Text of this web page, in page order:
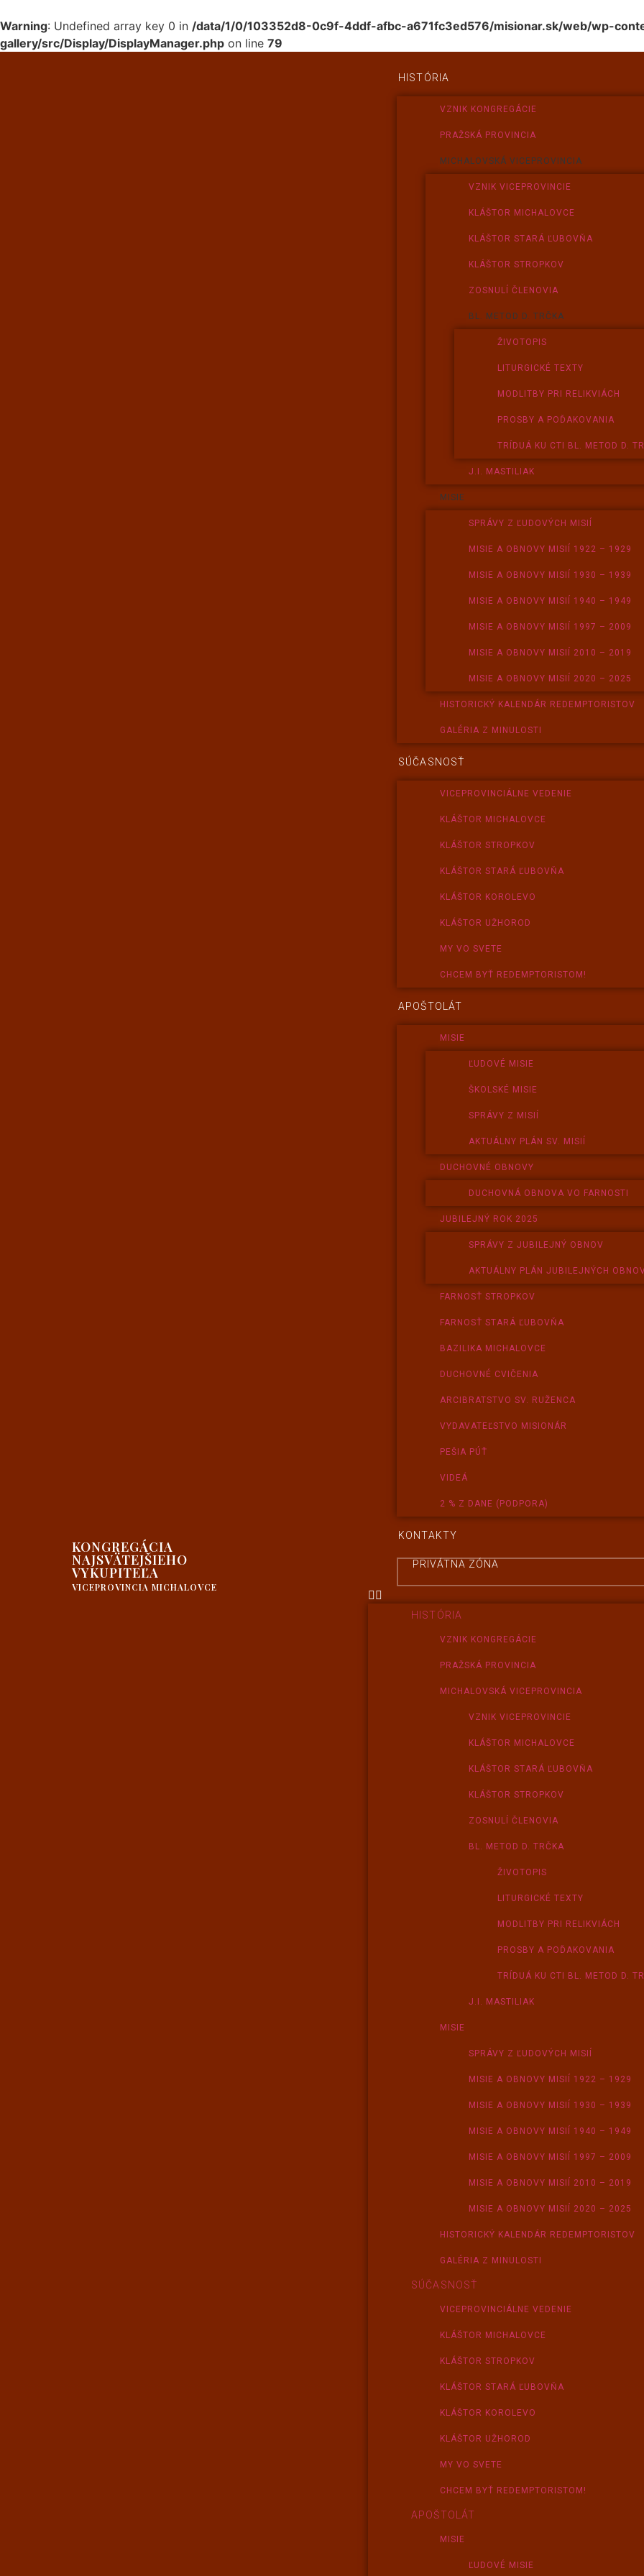
Warning: Undefined array key 0 in /data/1/0/103352d8-0c9f-4ddf-afbc-a671fc3ed576/misionar.sk/web/wp-
gallery/src/Display/DisplayManager.php on line 79
KONGREGÁCIA
NAJSVÄTEJŠIEHO
VYKUPITEĽA
VICEPROVINCIA MICHALOVCE
HISTÓRIA
VZNIK KONGREGÁCIE
PRAŽSKÁ PROVINCIA
MICHALOVSKÁ VICEPROVINCIA
VZNIK VICEPROVINCIE
KLÁŠTOR MICHALOVCE
KLÁŠTOR STARÁ ĽUBOVŇA
KLÁŠTOR STROPKOV
ZOSNULÍ ČLENOVIA
BL. METOD D. TRČKA
ŽIVOTOPIS
LITURGICKÉ TEXTY
MODLITBY PRI RELIKVIÁCH
PROSBY A POĎAKOVANIA
TRÍDUÁ KU CTI BL. METOD D.
J.I. MASTILIAK
MISIE
SPRÁVY Z ĽUDOVÝCH MISIÍ
MISIE A OBNOVY MISIÍ 1922 – 1929
MISIE A OBNOVY MISIÍ 1930 – 1939
MISIE A OBNOVY MISIÍ 1940 – 1949
MISIE A OBNOVY MISIÍ 1997 – 2009
MISIE A OBNOVY MISIÍ 2010 – 2019
MISIE A OBNOVY MISIÍ 2020 – 2025
HISTORICKÝ KALENDÁR REDEMPTORISTOV
GALÉRIA Z MINULOSTI
SÚČASNOSŤ
VICEPROVINCIÁLNE VEDENIE
KLÁŠTOR MICHALOVCE
KLÁŠTOR STROPKOV
KLÁŠTOR STARÁ ĽUBOVŇA
KLÁŠTOR KOROLEVO
KLÁŠTOR UŽHOROD
MY VO SVETE
CHCEM BYŤ REDEMPTORISTOM!
APOŠTOLÁT
MISIE
ĽUDOVÉ MISIE
ŠKOLSKÉ MISIE
SPRÁVY Z MISIÍ
AKTUÁLNY PLÁN SV. MISIÍ
DUCHOVNÉ OBNOVY
DUCHOVNÁ OBNOVA VO FARNOSTI
JUBILEJNÝ ROK 2025
SPRÁVY Z JUBILEJNÝ OBNOV
AKTUÁLNY PLÁN JUBILEJNÝCH
FARNOSŤ STROPKOV
FARNOSŤ STARÁ ĽUBOVŇA
BAZILIKA MICHALOVCE
DUCHOVNÉ CVIČENIA
ARCIBRATSTVO SV. RUŽENCA
VYDAVATEĽSTVO MISIONÁR
PEŠIA PÚŤ
VIDEÁ
2 % Z DANE (PODPORA)
KONTAKTY
PRIVÁTNA ZÓNA
HISTÓRIA
VZNIK KONGREGÁCIE
PRAŽSKÁ PROVINCIA
MICHALOVSKÁ VICEPROVINCIA
VZNIK VICEPROVINCIE
KLÁŠTOR MICHALOVCE
KLÁŠTOR STARÁ ĽUBOVŇA
KLÁŠTOR STROPKOV
ZOSNULÍ ČLENOVIA
BL. METOD D. TRČKA
ŽIVOTOPIS
LITURGICKÉ TEXTY
MODLITBY PRI RELIKVIÁCH
PROSBY A POĎAKOVANIA
TRÍDUÁ KU CTI BL. METOD D.
J.I. MASTILIAK
MISIE
SPRÁVY Z ĽUDOVÝCH MISIÍ
MISIE A OBNOVY MISIÍ 1922 – 1929
MISIE A OBNOVY MISIÍ 1930 – 1939
MISIE A OBNOVY MISIÍ 1940 – 1949
MISIE A OBNOVY MISIÍ 1997 – 2009
MISIE A OBNOVY MISIÍ 2010 – 2019
MISIE A OBNOVY MISIÍ 2020 – 2025
HISTORICKÝ KALENDÁR REDEMPTORISTOV
GALÉRIA Z MINULOSTI
SÚČASNOSŤ
VICEPROVINCIÁLNE VEDENIE
KLÁŠTOR MICHALOVCE
KLÁŠTOR STROPKOV
KLÁŠTOR STARÁ ĽUBOVŇA
KLÁŠTOR KOROLEVO
KLÁŠTOR UŽHOROD
MY VO SVETE
CHCEM BYŤ REDEMPTORISTOM!
APOŠTOLÁT
MISIE
ĽUDOVÉ MISIE